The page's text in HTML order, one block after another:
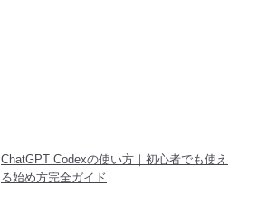
ChatGPT Codexの使い方｜初心者でも使え
る始め方完全ガイド